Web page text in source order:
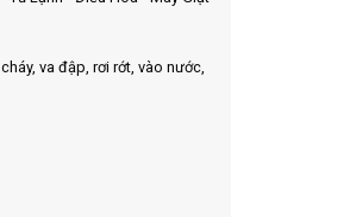
va đập, rơi rớt, vào nước,